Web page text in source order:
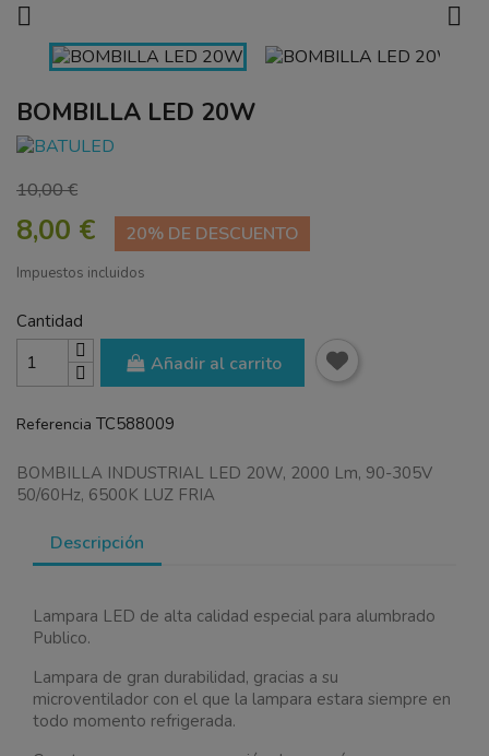
 
BOMBILLA LED 20W
10,00 €
8,00 € 20% DE DESCUENTO
Impuestos incluidos
Cantidad
Añadir al carrito
Referencia TC588009
BOMBILLA INDUSTRIAL LED 20W, 2000 Lm, 90-305V
50/60Hz, 6500K LUZ FRIA
Descripción
Lampara LED de alta calidad especial para alumbrado
Publico.
Lampara de gran durabilidad, gracias a su
microventilador con el que la lampara estara siempre en
todo momento refrigerada.